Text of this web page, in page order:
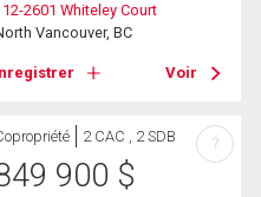
2601 Whiteley Court
Vancouver, BC
Voir
2 CAC , 2 SDB
900 $
?